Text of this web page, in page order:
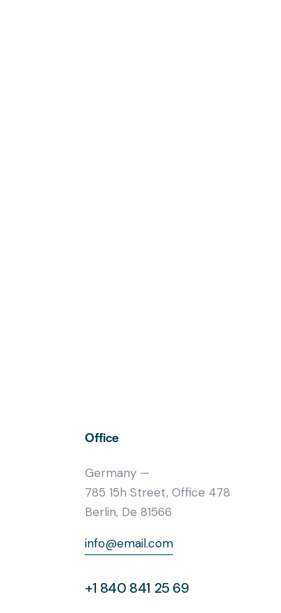
Office
Germany —
785 15h Street, Office 478
Berlin, De 81566
info@email.com
+1 840 841 25 69